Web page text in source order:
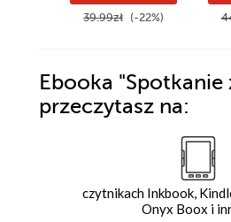
39.99zł (-22%)
Ebooka "Spotkanie
przeczytasz na:
czytnikach Inkbook,
Onyx Boox i